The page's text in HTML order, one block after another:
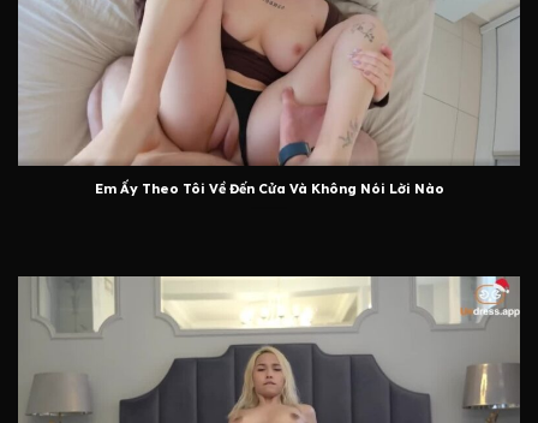
Em Ấy Theo Tôi Về Đến Cửa Và Không Nói Lời Nào